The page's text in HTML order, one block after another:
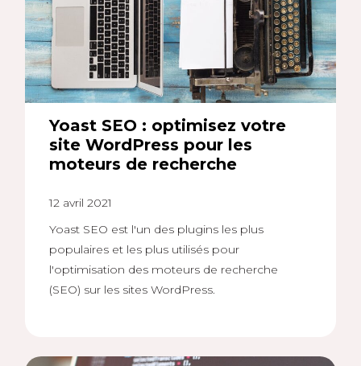
Yoast SEO : optimisez votre
site WordPress pour les
moteurs de recherche
12 avril 2021
Yoast SEO est l'un des plugins les plus
populaires et les plus utilisés pour
l'optimisation des moteurs de recherche
(SEO) sur les sites WordPress.